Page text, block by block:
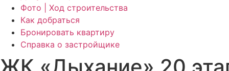
Фото | Ход строительства
Как добраться
Бронировать квартиру
Справка о застройщике